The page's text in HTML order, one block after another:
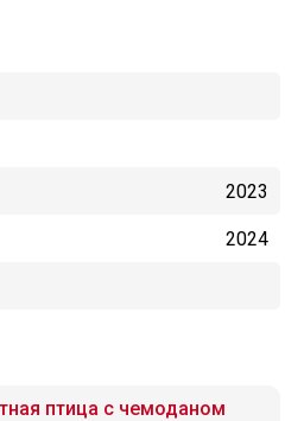
2023
2024
птица с чемоданом